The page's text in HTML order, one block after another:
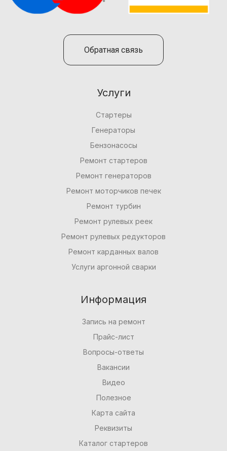
Обратная связь
Услуги
Стартеры
Генераторы
Бензонасосы
Ремонт стартеров
Ремонт генераторов
Ремонт моторчиков печек
Ремонт турбин
Ремонт рулевых реек
Ремонт рулевых редукторов
Ремонт карданных валов
Услуги аргонной сварки
Информация
Запись на ремонт
Прайс-лист
Вопросы-ответы
Вакансии
Видео
Полезное
Карта сайта
Реквизиты
Каталог стартеров